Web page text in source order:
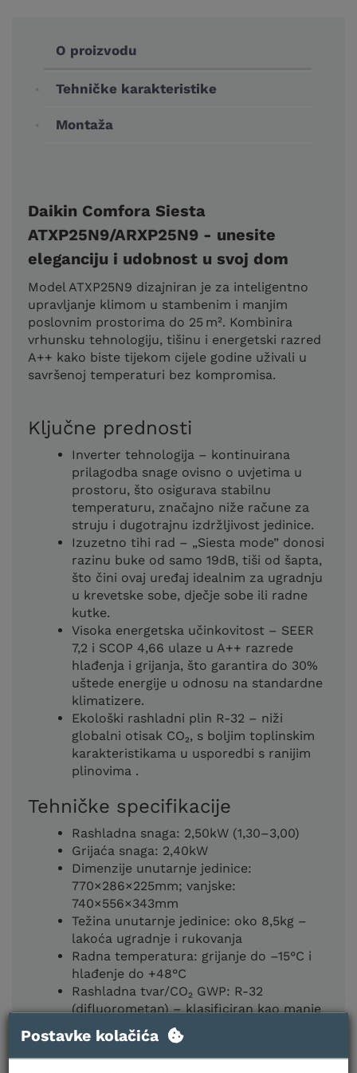
O proizvodu
Tehničke karakteristike
Montaža
Daikin Comfora Siesta
ATXP25N9/ARXP25N9 - unesite
eleganciju i udobnost u svoj dom
Model ATXP25N9 dizajniran je za inteligentno
upravljanje klimom u stambenim i manjim
poslovnim prostorima do 25 m². Kombinira
vrhunsku tehnologiju, tišinu i energetski razred
A++ kako biste tijekom cijele godine uživali u
savršenoj temperaturi bez kompromisa.
Ključne prednosti
Inverter tehnologija – kontinuirana
prilagodba snage ovisno o uvjetima u
prostoru, što osigurava stabilnu
temperaturu, značajno niže račune za
struju i dugotrajnu izdržljivost jedinice.
Izuzetno tihi rad – „Siesta mode” donosi
razinu buke od samo 19dB, tiši od šapta,
što čini ovaj uređaj idealnim za ugradnju
u krevetske sobe, dječje sobe ili radne
kutke.
Visoka energetska učinkovitost – SEER
7,2 i SCOP 4,66 ulaze u A++ razrede
hlađenja i grijanja, što garantira do 30%
uštede energije u odnosu na standardne
klimatizere.
Ekološki rashladni plin R‑32 – niži
globalni otisak CO₂, s boljim toplinskim
karakteristikama u usporedbi s ranijim
plinovima .
Tehničke specifikacije
Rashladna snaga: 2,50kW (1,30–3,00)
Grijaća snaga: 2,40kW
Dimenzije unutarnje jedinice:
770×286×225mm; vanjske:
740×556×343mm
Težina unutarnje jedinice: oko 8,5kg –
lakoća ugradnje i rukovanja
Radna temperatura: grijanje do –15°C i
hlađenje do +48°C
Rashladna tvar/CO₂ GWP: R‑32
(difluorometan) – klasificiran kao manje
zapaljiv, sigurniji u uporabi
Napredni režimi rada i
Postavke kolačića